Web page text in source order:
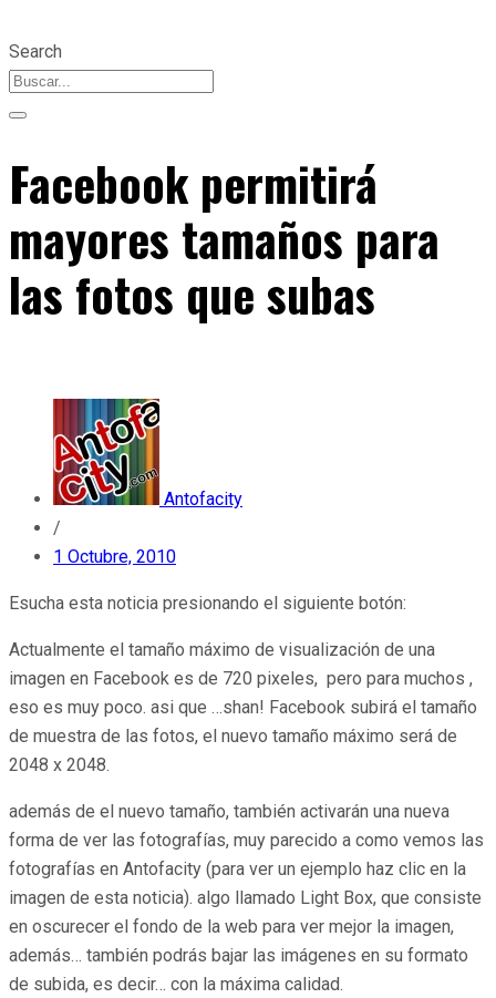
Search
Facebook permitirá
mayores tamaños para
las fotos que subas
Antofacity
/
1 Octubre, 2010
Esucha esta noticia presionando el siguiente botón:
Actualmente el tamaño máximo de visualización de una
imagen en Facebook es de 720 pixeles, pero para muchos ,
eso es muy poco. asi que …shan! Facebook subirá el tamaño
de muestra de las fotos, el nuevo tamaño máximo será de
2048 x 2048.
además de el nuevo tamaño, también activarán una nueva
forma de ver las fotografías, muy parecido a como vemos las
fotografías en Antofacity (para ver un ejemplo haz clic en la
imagen de esta noticia). algo llamado Light Box, que consiste
en oscurecer el fondo de la web para ver mejor la imagen,
además… también podrás bajar las imágenes en su formato
de subida, es decir… con la máxima calidad.